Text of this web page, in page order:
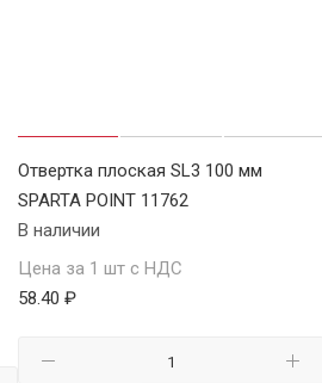
Отвертка плоская SL3 100 мм
SPARTA POINT 11762
В наличии
Цена за 1 шт с НДС
58.40 ₽